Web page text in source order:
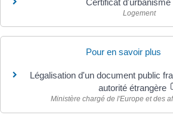
Certificat d'urbanisme
Logement
Pour en savoir plus
Légalisation d'un document public
autorité étrangère
Ministère chargé de l'Europe et des